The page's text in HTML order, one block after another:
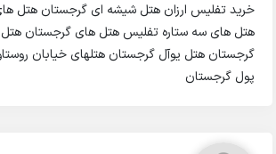
هتل های سه ستاره تفلیس هتل های گرجستان
گرجستان هتل یوآل گرجستان هتلهای خیابان
پول گرجستان